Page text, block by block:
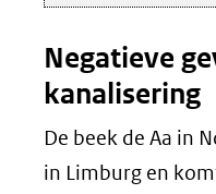
Negatieve
kanalisering
De beek de Aa in
in Limburg en